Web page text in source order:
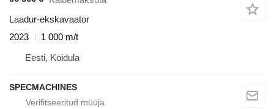
Laadur-ekskavaator
2023
1 000 m/t
Eesti, Koidula
SPECMACHINES